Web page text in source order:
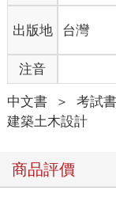
出版地 台灣
注音
中文書 ＞ 考試
建築土木設計
商品評價